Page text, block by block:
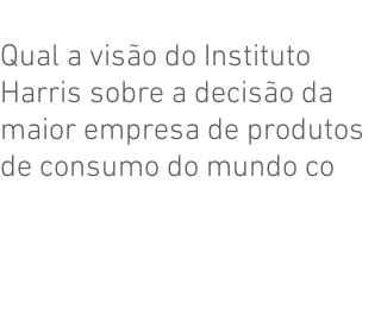
Qual a visão do Instituto
Harris sobre a decisão da
maior empresa de produtos
de consumo do mundo co